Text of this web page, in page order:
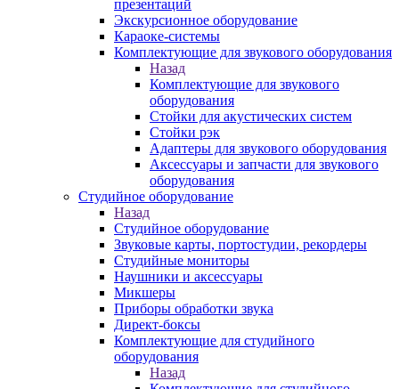
презентаций
Экскурсионное оборудование
Караоке-системы
Комплектующие для звукового оборудования
Назад
Комплектующие для звукового
оборудования
Стойки для акустических систем
Стойки рэк
Адаптеры для звукового оборудования
Аксессуары и запчасти для звукового
оборудования
Студийное оборудование
Назад
Студийное оборудование
Звуковые карты, портостудии, рекордеры
Студийные мониторы
Наушники и аксессуары
Микшеры
Приборы обработки звука
Директ-боксы
Комплектующие для студийного
оборудования
Назад